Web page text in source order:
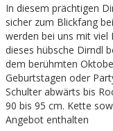
In diesem prächtigen
sicher zum Blickfang
werden bei uns mit viel
dieses hübsche Dirndl
dem berühmten
Geburtstagen oder
Schulter abwärts bis
90 bis 95 cm. Kette
Angebot enthalten